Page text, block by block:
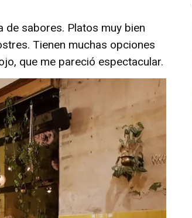
de sabores. Platos muy bien
Tienen muchas opciones
que me pareció espectacular.